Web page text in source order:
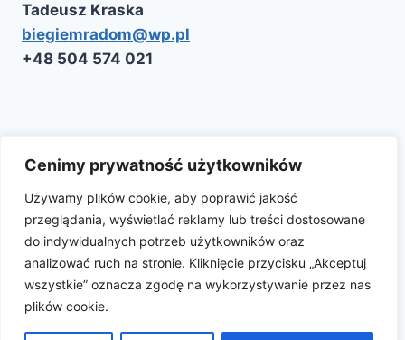
Cenimy prywatność użytkowników
Używamy plików cookie, aby poprawić jakość
przeglądania, wyświetlać reklamy lub treści dostosowane
do indywidualnych potrzeb użytkowników oraz
analizować ruch na stronie. Kliknięcie przycisku „Akceptuj
wszystkie” oznacza zgodę na wykorzystywanie przez nas
plików cookie.
Tadeusz Kraska
biegiemradom@wp.pl
‭+48 504 574 021‬
Facebook
© 2026 Półmaraton Radomskiego Czerwca '76